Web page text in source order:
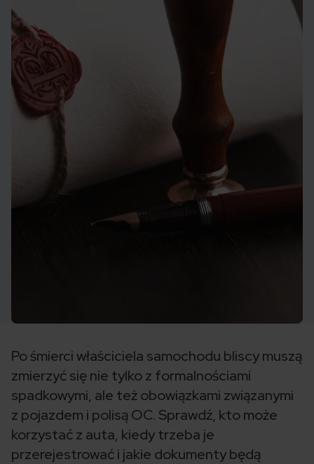
Po śmierci właściciela samochodu bliscy muszą
zmierzyć się nie tylko z formalnościami
spadkowymi, ale też obowiązkami związanymi
z pojazdem i polisą OC. Sprawdź, kto może
korzystać z auta, kiedy trzeba je
przerejestrować i jakie dokumenty będą